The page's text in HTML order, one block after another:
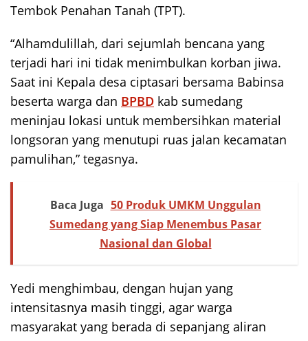
Tembok Penahan Tanah (TPT).
“Alhamdulillah, dari sejumlah bencana yang
terjadi hari ini tidak menimbulkan korban jiwa.
Saat ini Kepala desa ciptasari bersama Babinsa
beserta warga dan BPBD kab sumedang
meninjau lokasi untuk membersihkan material
longsoran yang menutupi ruas jalan kecamatan
pamulihan,” tegasnya.
Baca Juga 50 Produk UMKM Unggulan
Sumedang yang Siap Menembus Pasar
Nasional dan Global
Yedi menghimbau, dengan hujan yang
intensitasnya masih tinggi, agar warga
masyarakat yang berada di sepanjang aliran